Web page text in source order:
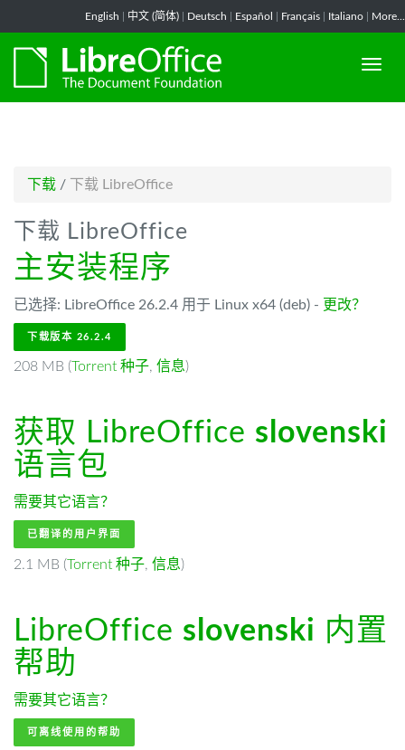
English 中文 (简体) Deutsch Español Français Italiano More...
下载 / 下载 LibreOffice
下载 LibreOffice
主安装程序
已选择: LibreOffice 26.2.4 用于 Linux x64 (deb) - 更改？
下载版本 26.2.4
208 MB (Torrent 种子, 信息)
获取 LibreOffice slovenski
语言包
需要其它语言？
已翻译的用户界面
2.1 MB (Torrent 种子, 信息)
LibreOffice slovenski 内置
帮助
需要其它语言？
可离线使用的帮助